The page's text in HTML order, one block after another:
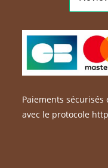
Paiements sécurisés
avec le protocole